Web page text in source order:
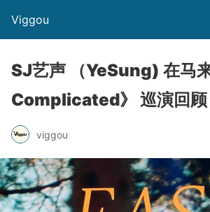
Viggou
SJ艺声 （YeSung) 在马
Complicated》 巡演回顾
viggou